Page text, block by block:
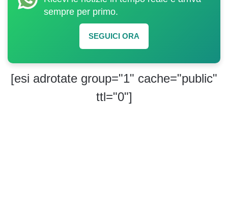
sempre per primo.
SEGUICI ORA
[esi adrotate group="1" cache="public"
ttl="0"]